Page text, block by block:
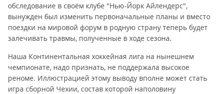
обследование в своём клубе "Нью-Йорк Айлендерс",
вынужден был изменить первоначальные планы и вместо
поездки на мировой форум в родную страну теперь будет
залечивать травмы, полученные в ходе сезона.
Наша Континентальная хоккейная лига на нынешнем
чемпионате, надо признать, не поддержала высокое
реноме. Иллюстрацией этому выводу вполне может стать
игра сборной Чехии, состав которой наполовину